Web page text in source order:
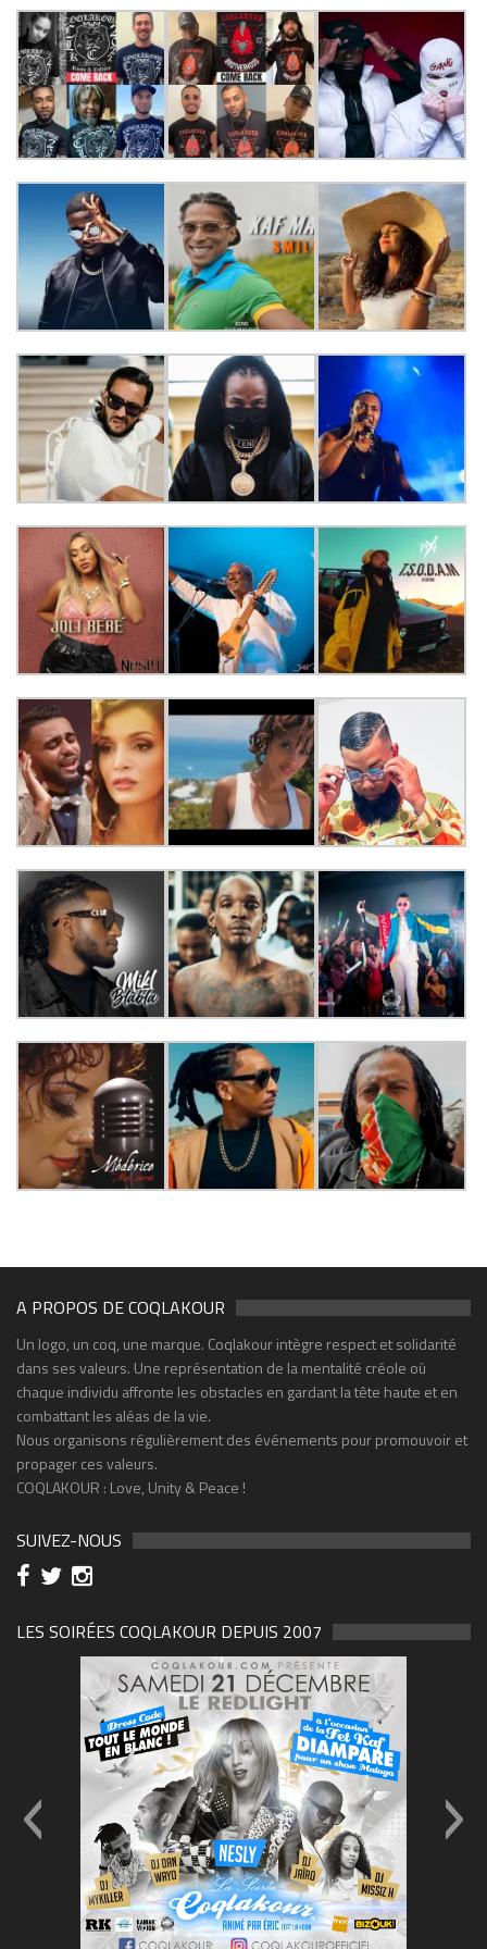
A PROPOS DE COQLAKOUR
Un logo, un coq, une marque. Coqlakour intègre respect et solidarité
dans ses valeurs. Une représentation de la mentalité créole où
chaque individu affronte les obstacles en gardant la tête haute et en
combattant les aléas de la vie.
Nous organisons régulièrement des événements pour promouvoir et
propager ces valeurs.
COQLAKOUR : Love, Unity & Peace !
SUIVEZ-NOUS
LES SOIRÉES COQLAKOUR DEPUIS 2007